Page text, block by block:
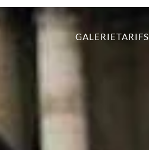
GALERIETARIFS